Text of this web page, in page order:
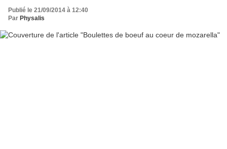
Publié le 21/09/2014 à 12:40
Par Physalis